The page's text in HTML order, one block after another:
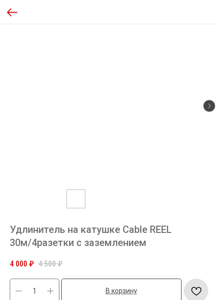
Удлинитель на катушке Cable REEL
30м/4разетки с заземлением
4 000 ₽ 4 500 ₽
В корзину